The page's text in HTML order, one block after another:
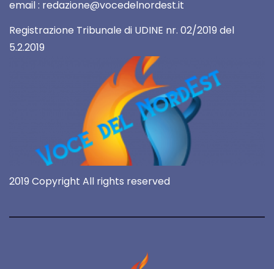
email : redazione@vocedelnordest.it
Registrazione Tribunale di UDINE nr. 02/2019 del
5.2.2019
2019 Copyright All rights reserved